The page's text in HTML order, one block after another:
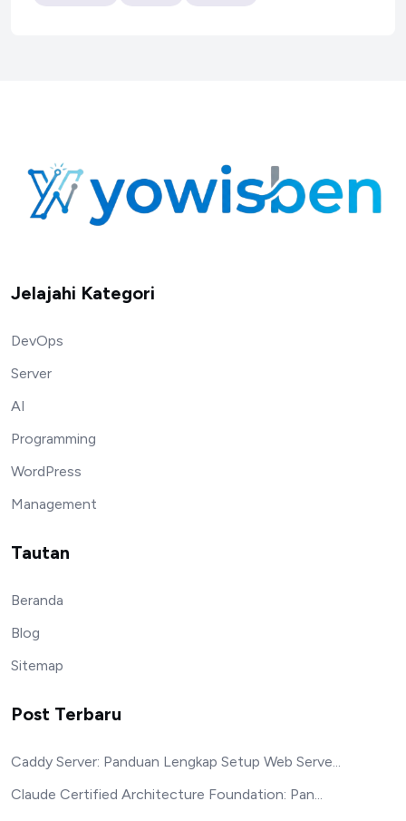
Jelajahi Kategori
DevOps
Server
AI
Programming
WordPress
Management
Tautan
Beranda
Blog
Sitemap
Post Terbaru
Caddy Server: Panduan Lengkap Setup Web Serve...
Claude Certified Architecture Foundation: Pan...